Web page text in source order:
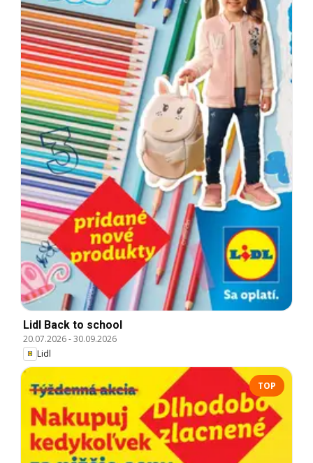
Lidl Back to school
20.07.2026-30.09.2026
Lidl
TOP